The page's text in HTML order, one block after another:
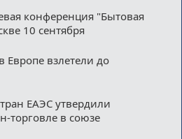
конференция "Бытовая
10 сентября
взлетели до
ЕАЭС утвердили
торговле в союзе